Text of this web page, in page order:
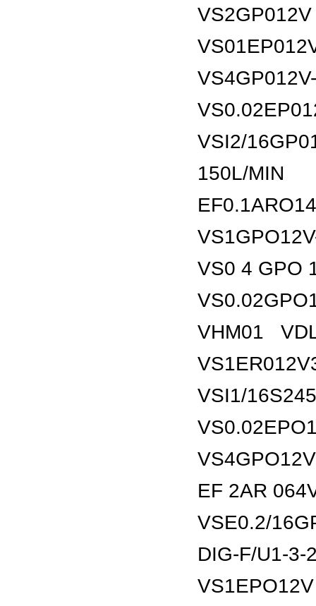
VSI2/
150L/MIN
VS0 4 GPO
VHM01
VSI1/
EF 2AR
VSE0.2/
DIG-F/U1-3-
VS1EPO12V